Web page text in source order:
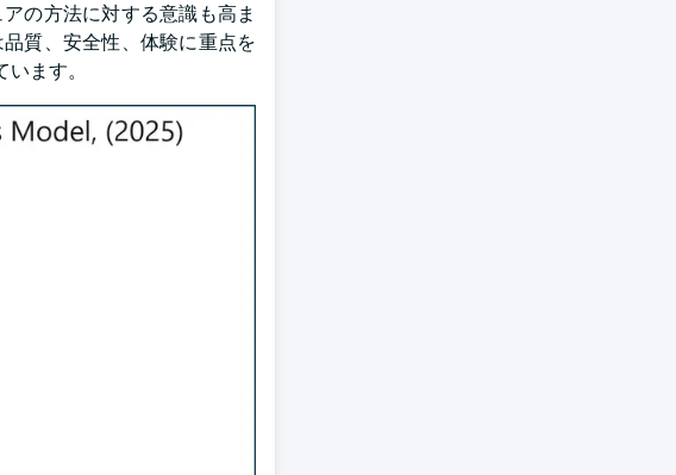
の方法に対する意識も高ま
質、安全性、体験に重点を
ます。